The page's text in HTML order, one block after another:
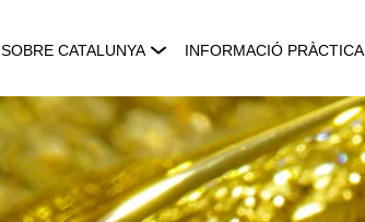
SOBRE CATALUNYA INFORMACIÓ PRÀCTICA